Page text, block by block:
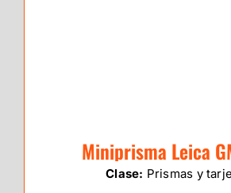
Miniprisma Leica
Clase: Prismas y